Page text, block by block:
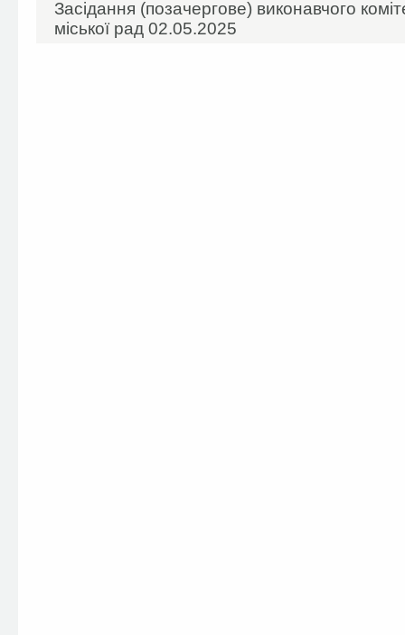
Засідання (позачергове) виконавчого
міської рад 02.05.2025